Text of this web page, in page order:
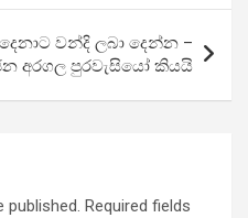
වන්දි ලබා දෙන්න –
අරගල පුරවැසියෝ කියයි
published. Required fields